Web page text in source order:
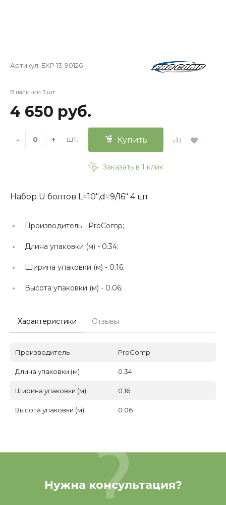
Артикул: EXP 13-90126
В наличии 3 шт
4 650 руб.
- + шт. Купить
Заказать в 1 клик
Набор U болтов L=10",d=9/16" 4 шт
Производитель - ProComp;
Длина упаковки (м) - 0.34;
Ширина упаковки (м) - 0.16;
Высота упаковки (м) - 0.06;
Характеристики Отзывы
Производитель ProComp
Длина упаковки (м) 0.34
Ширина упаковки (м) 0.16
Высота упаковки (м) 0.06
Нужна консультация?